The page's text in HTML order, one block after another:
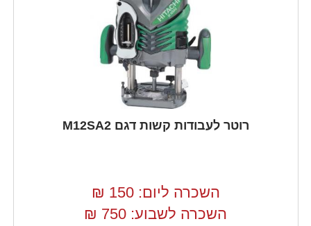
רוטר לעבודות קשות דגם M12SA2
השכרה ליום: 150
₪
השכרה לשבוע: 750
₪